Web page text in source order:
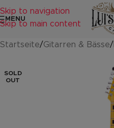
Skip to navigation
Skip to main content
MENU
Startseite/Gitarren & Bässe/
SOLD
OUT